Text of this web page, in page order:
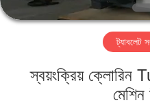
কারখানা
ট্যাবলেট
স্বয়ংক্রিয় ক্লোরিন